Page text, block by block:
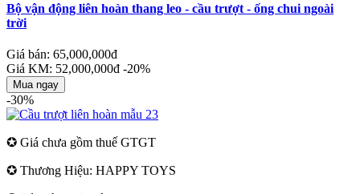
Bộ vận động liên hoàn thang leo - cầu trượt - ống chui ngoài
trời
Giá bán: 65,000,000đ
Giá KM: 52,000,000đ -20%
Mua ngay
-30%
✪ Giá chưa gồm thuế GTGT
✪ Thương Hiệu: HAPPY TOYS